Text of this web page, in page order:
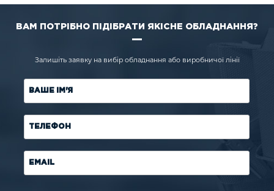
ВАМ ПОТРІБНО ПІДІБРАТИ ЯКІСНЕ ОБЛАДНАННЯ?
Залишіть заявку на вибір обладнання або виробничої лінії
ВАШЕ ІМ'Я
ТЕЛЕФОН
EMAIL